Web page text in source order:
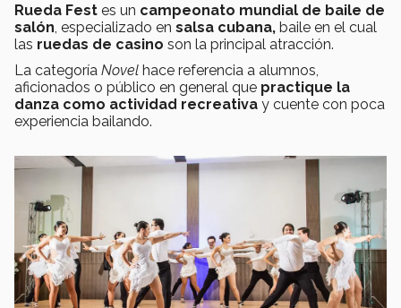
Rueda Fest es un campeonato mundial de baile de
salón , especializado en salsa cubana, baile en el cual
las ruedas de casino son la principal atracción.
La categoría Novel hace referencia a alumnos,
aficionados o público en general que practique la
danza como actividad recreativa y cuente con poca
experiencia bailando.